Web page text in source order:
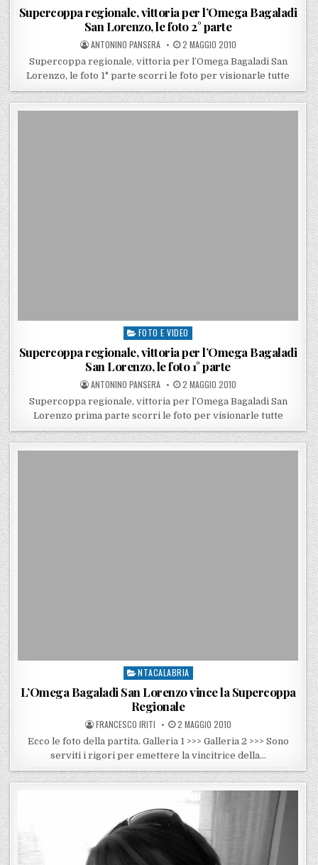
Supercoppa regionale, vittoria per l’Omega Bagaladi
San Lorenzo, le foto 2° parte
POSTED BY
ANTONINO PANSERA POSTED ON
2 MAGGIO 2010
Supercoppa regionale, vittoria per l’Omega Bagaladi San
Lorenzo, le foto 1° parte scorri le foto per visionarle tutte
Posted in
FOTO E VIDEO
Supercoppa regionale, vittoria per l’Omega Bagaladi
San Lorenzo, le foto 1° parte
POSTED BY
ANTONINO PANSERA POSTED ON
2 MAGGIO 2010
Supercoppa regionale, vittoria per l’Omega Bagaladi San
Lorenzo prima parte scorri le foto per visionarle tutte
Posted in
NTACALABRIA
L’Omega Bagaladi San Lorenzo vince la Supercoppa
Regionale
POSTED BY
FRANCESCO IRITI POSTED ON
2 MAGGIO 2010
Ecco le foto della partita. Galleria 1 >>> Galleria 2 >>> Sono
serviti i rigori per emettere la vincitrice della…